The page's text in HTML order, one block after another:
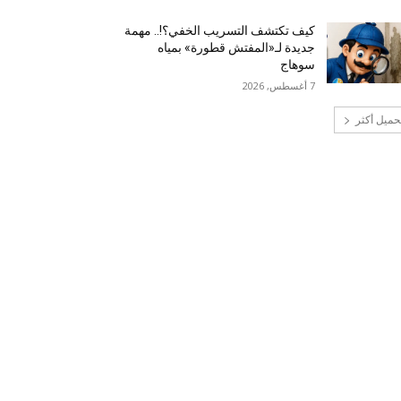
كيف تكتشف التسريب الخفي؟!.. مهمة
جديدة لـ«المفتش قطورة» بمياه
سوهاج
7 أغسطس, 2026
أكثر